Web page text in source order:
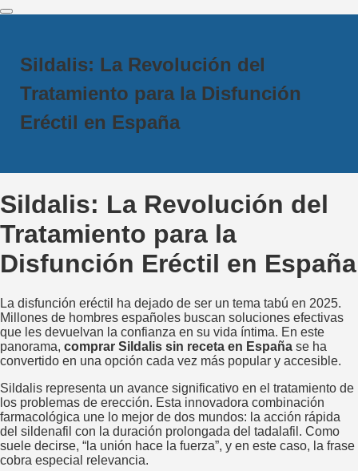
Sildalis: La Revolución del
Tratamiento para la Disfunción
Eréctil en España
Sildalis: La Revolución del
Tratamiento para la
Disfunción Eréctil en España
La disfunción eréctil ha dejado de ser un tema tabú en 2025.
Millones de hombres españoles buscan soluciones efectivas
que les devuelvan la confianza en su vida íntima. En este
panorama, comprar Sildalis sin receta en España se ha
convertido en una opción cada vez más popular y accesible.
Sildalis representa un avance significativo en el tratamiento de
los problemas de erección. Esta innovadora combinación
farmacológica une lo mejor de dos mundos: la acción rápida
del sildenafil con la duración prolongada del tadalafil. Como
suele decirse, “la unión hace la fuerza”, y en este caso, la frase
cobra especial relevancia.